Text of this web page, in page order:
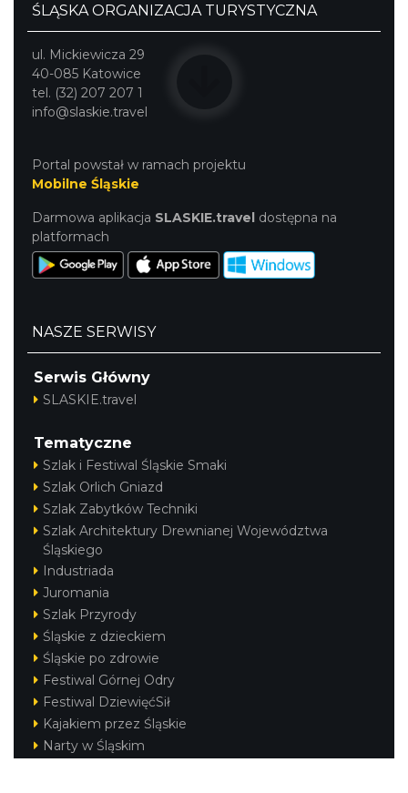
ŚLĄSKA ORGANIZACJA TURYSTYCZNA
ul. Mickiewicza 29
40-085 Katowice
tel. (32) 207 207 1
info@slaskie.travel
Portal powstał w ramach projektu
Mobilne Śląskie
Darmowa aplikacja SLASKIE.travel dostępna na
platformach
NASZE SERWISY
Serwis Główny
SLASKIE.travel
Tematyczne
Szlak i Festiwal Śląskie Smaki
Szlak Orlich Gniazd
Szlak Zabytków Techniki
Szlak Architektury Drewnianej Województwa
Śląskiego
Industriada
Juromania
Szlak Przyrody
Śląskie z dzieckiem
Śląskie po zdrowie
Festiwal Górnej Odry
Festiwal DziewięćSił
Kajakiem przez Śląskie
Narty w Śląskim